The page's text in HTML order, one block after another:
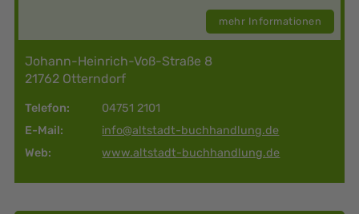
mehr Informationen
Johann-Heinrich-Voß-Straße 8
21762 Otterndorf
Telefon:
04751 2101
E-Mail:
info@altstadt-buchhandlung.de
Web:
www.altstadt-buchhandlung.de